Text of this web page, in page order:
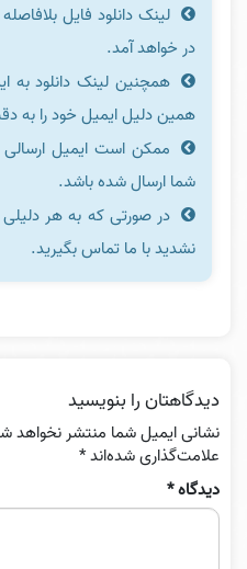
لینک دانلود فایل
در خواهد آمد.
همچنین لینک دانلود به
همین دلیل ایمیل خود را به
شما ارسال شده باشد.
در صورتی که به هر دلیلی
نشدید با ما تماس بگیرید.
دیدگاهتان را بنویسید
نشانی ایمیل شما منتشر نخواهد
علامت‌گذاری شده‌اند*
دیدگاه*